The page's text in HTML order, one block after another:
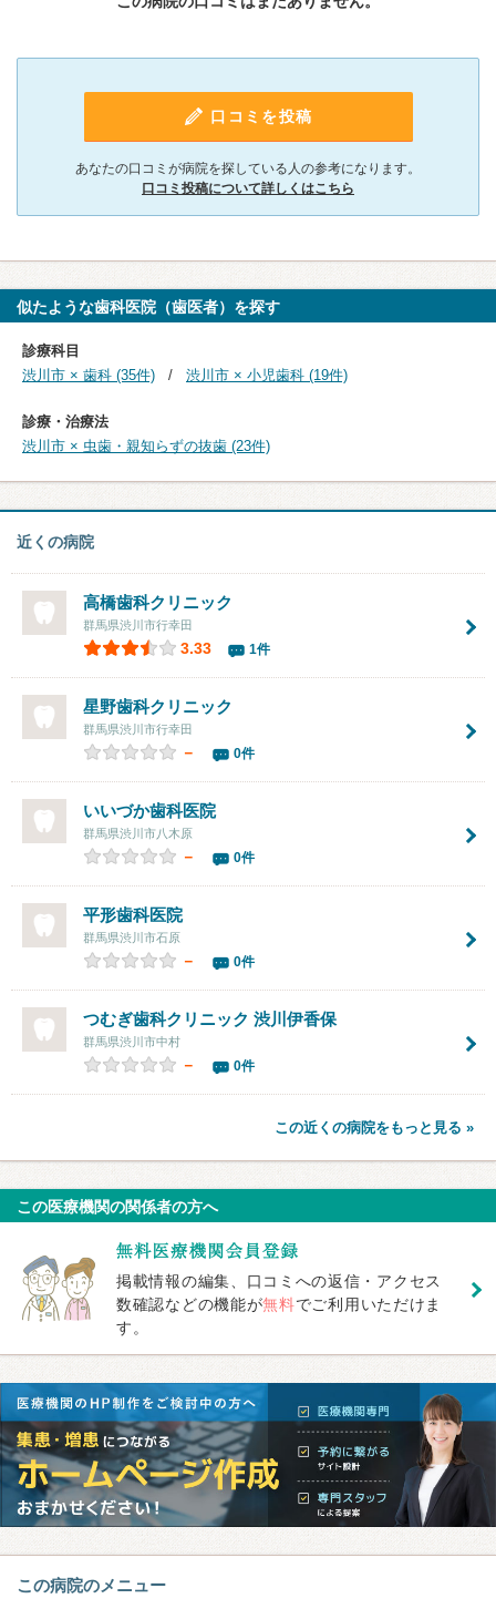
口コミを投稿
あなたの口コミが病院を探している人の参考になります。
口コミ投稿について詳しくはこちら
似たような歯科医院（歯医者）を探す
診療科目
渋川市 × 歯科 (35件)
渋川市 × 小児歯科 (19件)
診療・治療法
渋川市 × 虫歯・親知らずの抜歯 (23件)
近くの病院
高橋歯科クリニック
群馬県渋川市行幸田
3.33 1件
星野歯科クリニック
群馬県渋川市行幸田
－ 0件
いいづか歯科医院
群馬県渋川市八木原
－ 0件
平形歯科医院
群馬県渋川市石原
－ 0件
つむぎ歯科クリニック 渋川伊香保
群馬県渋川市中村
－ 0件
この近くの病院をもっと見る »
この医療機関の関係者の方へ
掲載情報の編集、口コミへの返信・アクセス
数確認などの機能が無料でご利用いただけま
す。
この病院のメニュー